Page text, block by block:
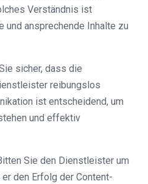
Verständnis ist
und ansprechende Inhalte zu
sicher, dass die
reibungslos
ist entscheidend, um
und effektiv
Sie den Dienstleister um
den Erfolg der Content-